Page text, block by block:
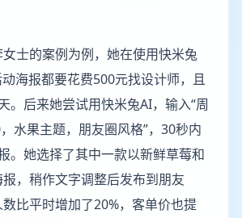
士的案例为例，她在使用快米兔
海报都要花费500元找设计师，且
。后来她尝试用快米兔AI，输入“周
水果主题，朋友圈风格”，30秒内
。她选择了其中一款以新鲜草莓和
，稍作文字调整后发布到朋友
比平时增加了20%，客单价也提